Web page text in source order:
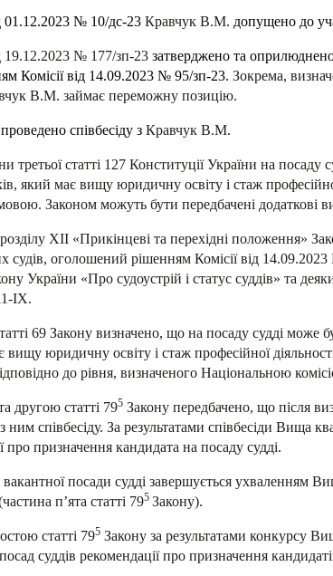
01.12.2023 № 10/дс-23 Кравчук В.М. допущено до
19.12.2023 № 177/зп-23 затверджено та
Комісії від 14.09.2023 № 95/зп-23. Зокрема,
В.М. займає переможну позицію.
співбесіду з Кравчук В.М.
третьої статті 127 Конституції України на
який має вищу юридичну освіту і стаж
Законом можуть бути передбачені додаткові
XII «Прикінцеві та перехідні положення»
судів, оголошений рішенням Комісії від
України «Про судоустрій і статус суддів» та
IX.
69 Закону визначено, що на посаду судді
вищу юридичну освіту і стаж професійної
до рівня, визначеного Національною
другою статті 795 Закону передбачено, що після
ним співбесіду. За результатами співбесіди Вища
про призначення кандидата на посаду судді.
посади судді завершується ухваленням
п’ята статті 795 Закону).
статті 795 Закону за результатами конкурсу
суддів рекомендації про призначення